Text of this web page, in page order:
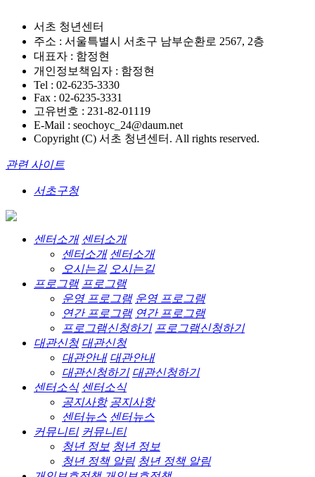
서초 청년센터
주소 : 서울특별시 서초구 남부순환로 2567, 2층
대표자 : 함정현
개인정보책임자 : 함정현
Tel : 02-6235-3330
Fax : 02-6235-3331
고유번호 : 231-82-01119
E-Mail : seochoyc_24@daum.net
Copyright (C) 서초 청년센터. All rights reserved.
관련 사이트
서초구청
센터소개 센터소개
센터소개 센터소개
오시는길 오시는길
프로그램 프로그램
운영 프로그램 운영 프로그램
연간 프로그램 연간 프로그램
프로그램신청하기 프로그램신청하기
대관신청 대관신청
대관안내 대관안내
대관신청하기 대관신청하기
센터소식 센터소식
공지사항 공지사항
센터뉴스 센터뉴스
커뮤니티 커뮤니티
청년 정보 청년 정보
청년 정책 알림 청년 정책 알림